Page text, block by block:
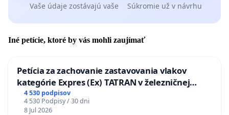
Vaše údaje zostávajú vaše Súkromie už v návrhu
Iné petície, ktoré by vás mohli zaujímať
Petícia za zachovanie zastavovania vlakov
kategórie Expres (Ex) TATRAN v železničnej
stanici Púchov
4 530 podpisov
4 530 Podpisy / 30 dni
8 Jul 2026